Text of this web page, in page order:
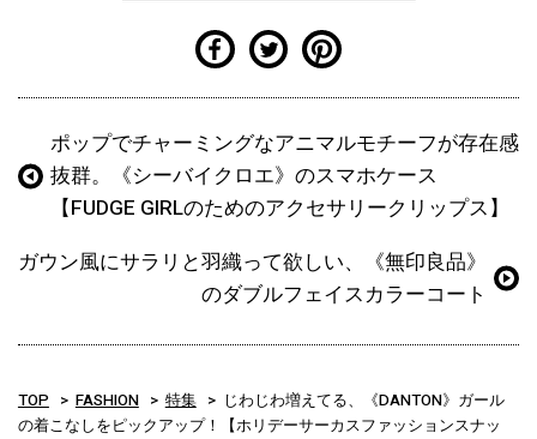
ポップでチャーミングなアニマルモチーフが存在感
抜群。《シーバイクロエ》のスマホケース
【FUDGE GIRLのためのアクセサリークリップス】
ガウン風にサラリと羽織って欲しい、《無印良品》
のダブルフェイスカラーコート
TOP FASHION 特集
じわじわ増えてる、《DANTON》ガール
の着こなしをピックアップ！【ホリデーサーカスファッションスナッ